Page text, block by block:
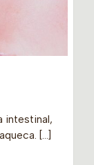
intestinal,
[…]